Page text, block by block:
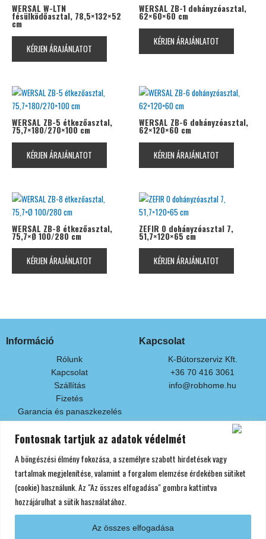
Fontosnak tartjuk az adatok védelmét
A böngészési élmény fokozása, a személyre szabott hirdetések vagy
tartalmak megjelenítése, valamint a forgalom elemzése érdekében sütiket
(cookie) használunk. Az "Az összes elfogadása" gombra kattintva
hozzájárulhat a sütik használatához.
Az összes elfogadása
WERSAL W-LTN
fésülködőasztal, 78,5×132×52
cm
KÉRJEN ÁRAJÁNLATOT
WERSAL ZB-1 dohányzóasztal,
62×60×60 cm
KÉRJEN ÁRAJÁNLATOT
WERSAL ZB-5 étkezőasztal,
75,7×180/270×100 cm
KÉRJEN ÁRAJÁNLATOT
WERSAL ZB-6 dohányzóasztal,
62×120×60 cm
KÉRJEN ÁRAJÁNLATOT
WERSAL ZB-8 étkezőasztal,
75,7×Ø 100/280 cm
KÉRJEN ÁRAJÁNLATOT
ZEFIR 0 dohányzóasztal 7,
51,7×120×65 cm
KÉRJEN ÁRAJÁNLATOT
Információ
Rólunk
Kapcsolat
Szállítás
Fizetés
Garancia és panaszkezelés
Kapcsolat
K-Bútorszerviz Kft.
+36 70 416 3061
info@robhome.hu
Fizetési módok
Készpénzben áruátvételkor
Bankkártyás fizetés
Áruátvétel előtti banki átutalással
Minden jog fenntartva! Copyright © 2024 Robhome